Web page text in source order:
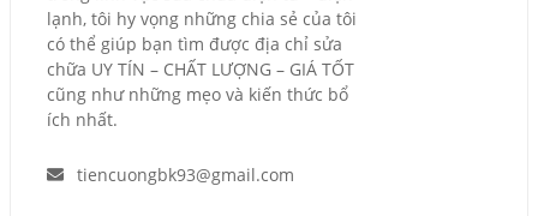
lạnh, tôi hy vọng những chia sẻ của tôi
có thể giúp bạn tìm được địa chỉ sửa
chữa UY TÍN – CHẤT LƯỢNG – GIÁ TỐT
cũng như những mẹo và kiến thức bổ
ích nhất.
tiencuongbk93@gmail.com